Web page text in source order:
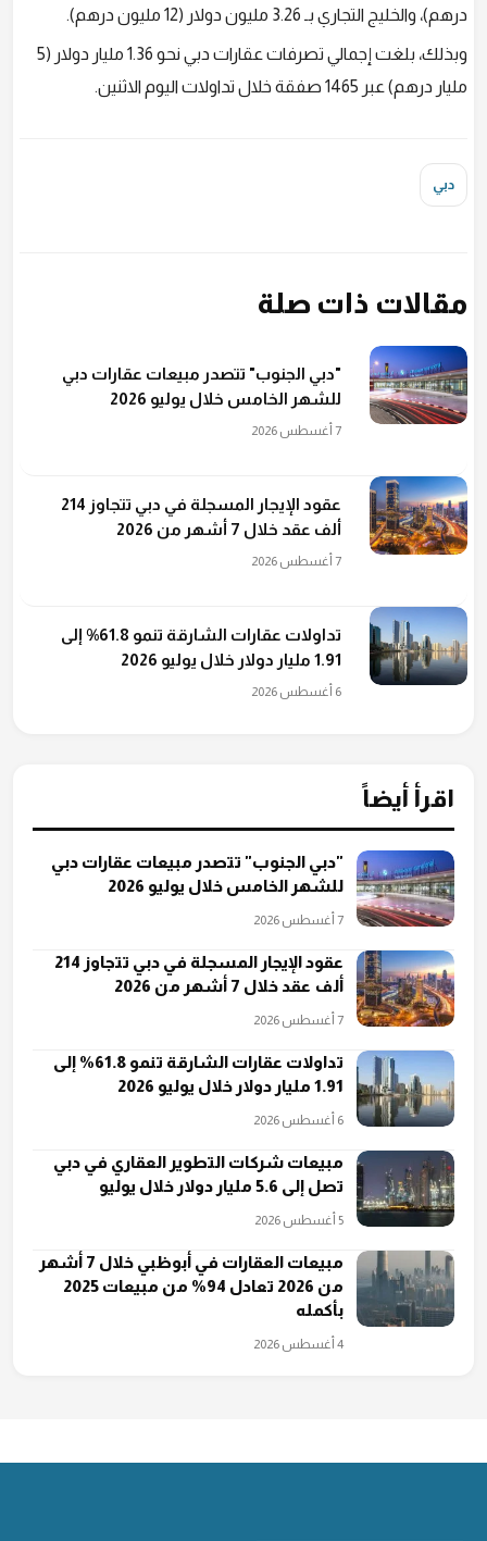
درهم)، والخليج التجاري بـ 3.26 مليون دولار (12 مليون درهم).
وبذلك، بلغت إجمالي تصرفات عقارات دبي نحو 1.36 مليار دولار (5
مليار درهم) عبر 1465 صفقة خلال تداولات اليوم الاثنين.
دبي
مقالات ذات صلة
"دبي الجنوب" تتصدر مبيعات عقارات دبي
للشهر الخامس خلال يوليو 2026
7 أغسطس 2026
عقود الإيجار المسجلة في دبي تتجاوز 214
ألف عقد خلال 7 أشهر من 2026
7 أغسطس 2026
تداولات عقارات الشارقة تنمو 61.8% إلى
1.91 مليار دولار خلال يوليو 2026
6 أغسطس 2026
اقرأ أيضاً
"دبي الجنوب" تتصدر مبيعات عقارات دبي
للشهر الخامس خلال يوليو 2026
7 أغسطس 2026
عقود الإيجار المسجلة في دبي تتجاوز 214
ألف عقد خلال 7 أشهر من 2026
7 أغسطس 2026
تداولات عقارات الشارقة تنمو 61.8% إلى
1.91 مليار دولار خلال يوليو 2026
6 أغسطس 2026
مبيعات شركات التطوير العقاري في دبي
تصل إلى 5.6 مليار دولار خلال يوليو
5 أغسطس 2026
مبيعات العقارات في أبوظبي خلال 7 أشهر
من 2026 تعادل 94% من مبيعات 2025
بأكمله
4 أغسطس 2026